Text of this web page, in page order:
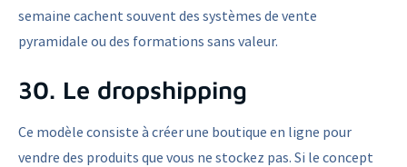
semaine cachent souvent des systèmes de vente
pyramidale ou des formations sans valeur.
30. Le dropshipping
Ce modèle consiste à créer une boutique en ligne pour
vendre des produits que vous ne stockez pas. Si le concept